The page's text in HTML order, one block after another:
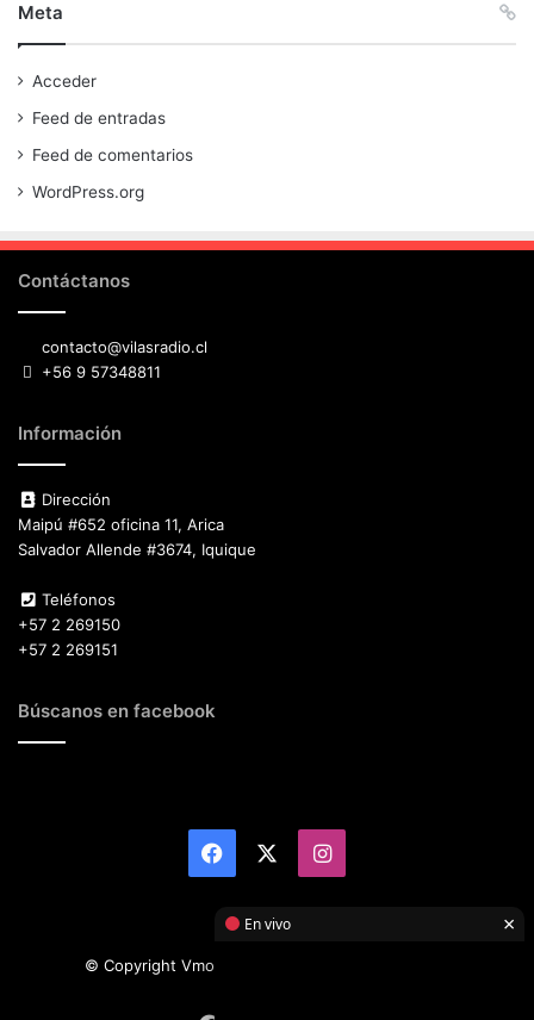
Meta
Acceder
Feed de entradas
Feed de comentarios
WordPress.org
Contáctanos
contacto@vilasradio.cl
+56 9 57348811
Información
Dirección
Maipú #652 oficina 11, Arica
Salvador Allende #3674, Iquique
Teléfonos
+57 2 269150
+57 2 269151
Búscanos en facebook
Facebook Instagram
© Copyright Vmotor TI 2026, All Rights Reserved
En vivo ×